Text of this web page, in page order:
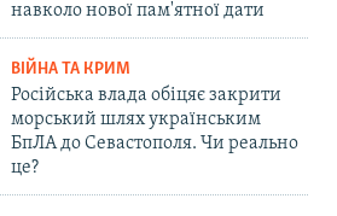
навколо нової пам'ятної дати
ВІЙНА ТА КРИМ
Російська влада обіцяє закрити
морський шлях українським
БпЛА до Севастополя. Чи реально
це?